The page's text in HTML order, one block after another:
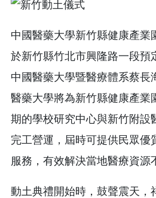
中國醫藥大學新竹縣健康產業
於新竹縣竹北市興隆路一段預
中國醫藥大學暨醫療體系蔡長
醫藥大學將為新竹縣健康產業
期的學校研究中心與新竹附設
完工營運，屆時可提供民眾優
服務，有效解決當地醫療資源
動土典禮開始時，鼓聲震天，